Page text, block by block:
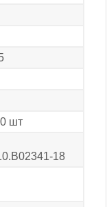
шт
18